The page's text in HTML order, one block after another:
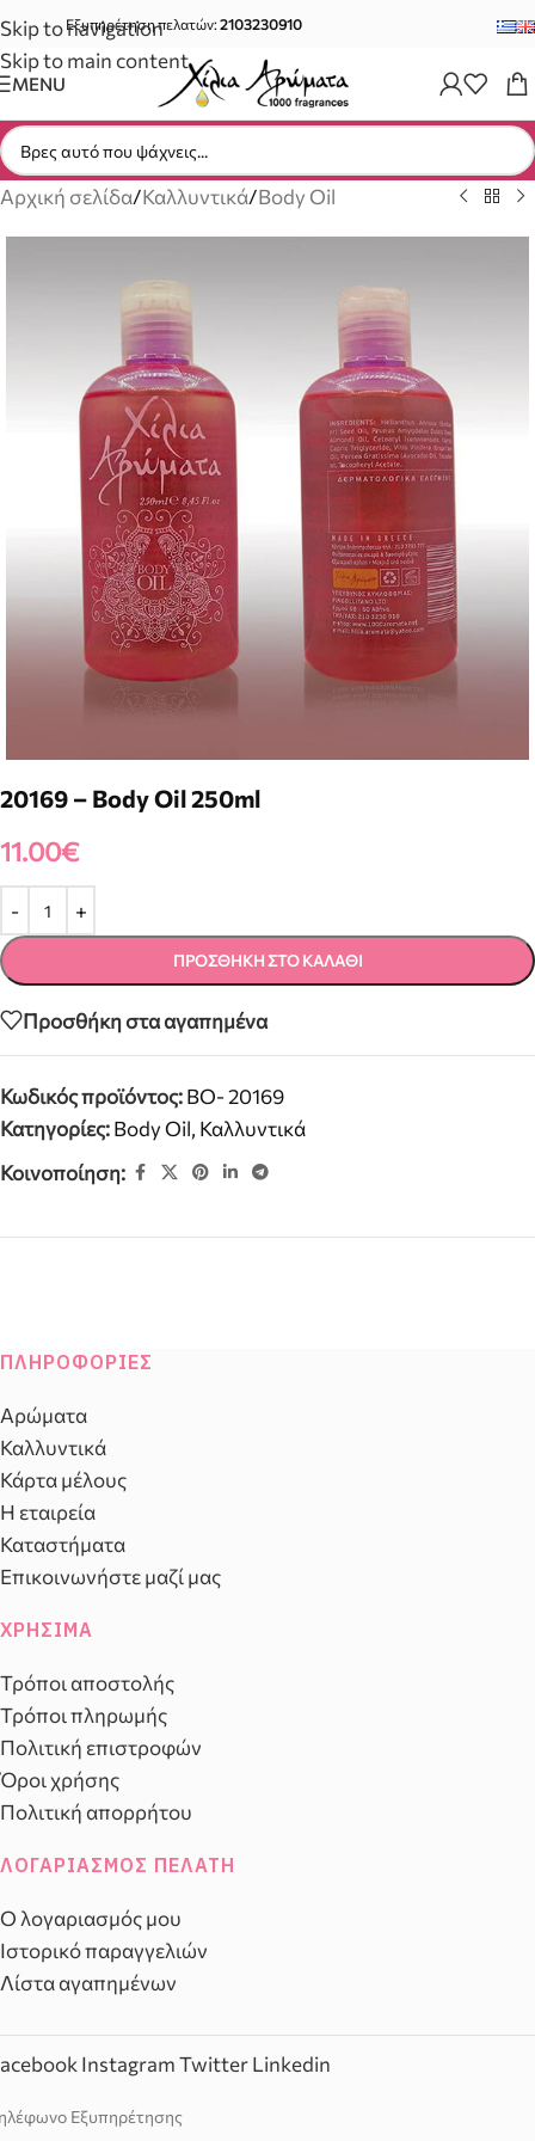
Skip to navigation
Skip to main content
Εξυπηρέτηση πελατών:2103230910
MENU
Αρχική σελίδα/Καλλυντικά/Body Oil
20169 – Body Oil 250ml
11.00€
ΠΡΟΣΘΉΚΗ ΣΤΟ ΚΑΛΆΘΙ
Προσθήκη στα αγαπημένα
Κωδικός προϊόντος:BO- 20169
Κατηγορίες:Body Oil, Καλλυντικά
Κοινοποίηση:
ΠΛΗΡΟΦΟΡΊΕΣ
Αρώματα
Καλλυντικά
Κάρτα μέλους
Η εταιρεία
Καταστήματα
Επικοινωνήστε μαζί μας
ΧΡΉΣΙΜΑ
Τρόποι αποστολής
Τρόποι πληρωμής
Πολιτική επιστροφών
Όροι χρήσης
Πολιτική απορρήτου
ΛΟΓΑΡΙΑΣΜΌΣ ΠΕΛΆΤΗ
Ο λογαριασμός μου
Ιστορικό παραγγελιών
Λίστα αγαπημένων
InstagramTwitterLinkedin
Εξυπηρέτησης